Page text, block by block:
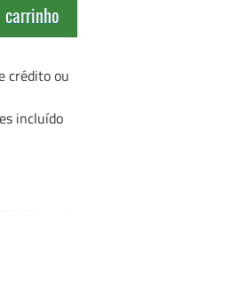
crédito ou
incluído